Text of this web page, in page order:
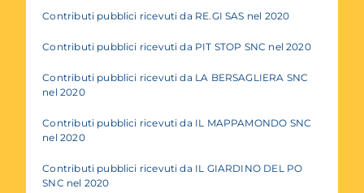
Contributi pubblici ricevuti da RE.GI SAS nel 2020
Contributi pubblici ricevuti da PIT STOP SNC nel 2020
Contributi pubblici ricevuti da LA BERSAGLIERA SNC
nel 2020
Contributi pubblici ricevuti da IL MAPPAMONDO SNC
nel 2020
Contributi pubblici ricevuti da IL GIARDINO DEL PO
SNC nel 2020